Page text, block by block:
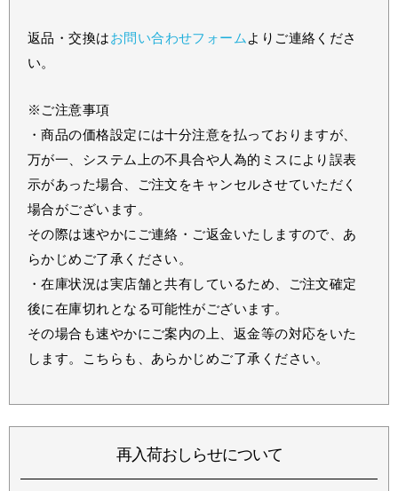
返品・交換はお問い合わせフォーム よりご連絡くださ
い。
※ご注意事項
・商品の価格設定には十分注意を払っておりますが、
万が一、システム上の不具合や人為的ミスにより誤表
示があった場合、ご注文をキャンセルさせていただく
場合がございます。
その際は速やかにご連絡・ご返金いたしますので、あ
らかじめご了承ください。
・在庫状況は実店舗と共有しているため、ご注文確定
後に在庫切れとなる可能性がございます。
その場合も速やかにご案内の上、返金等の対応をいた
します。こちらも、あらかじめご了承ください。
再入荷おしらせについて